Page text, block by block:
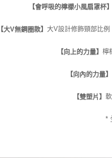
【會呼吸的檸檬小風扇罩杯】
【大V無鋼圈款】 大V設計修飾頸部比
【向上的力量】 檸
【向內的力量】
【雙塑片】
*